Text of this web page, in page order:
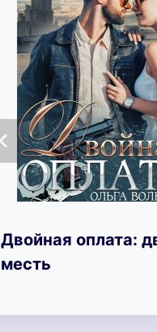
Двойная оплата:
месть